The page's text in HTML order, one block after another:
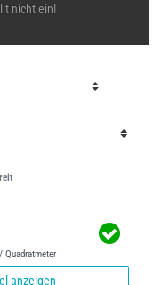
nicht ein!
Quadratmeter
anzeigen